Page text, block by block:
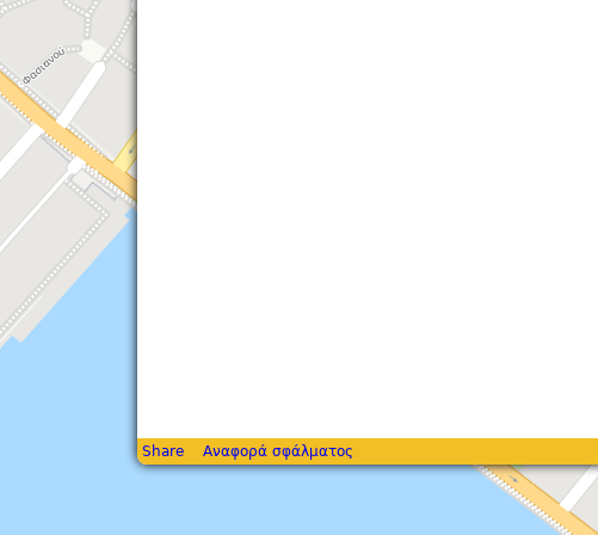
Share Αναφορά σφάλματος